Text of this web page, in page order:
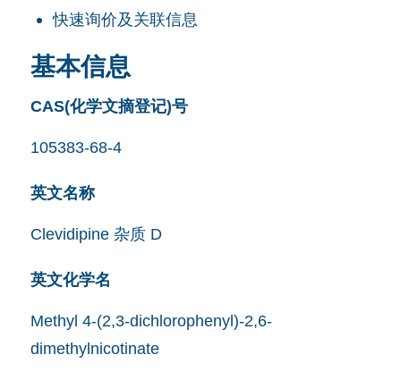
快速询价及关联信息
基本信息
CAS(化学文摘登记)号
105383-68-4
英文名称
Clevidipine 杂质 D
英文化学名
Methyl 4-(2,3-dichlorophenyl)-2,6-
dimethylnicotinate